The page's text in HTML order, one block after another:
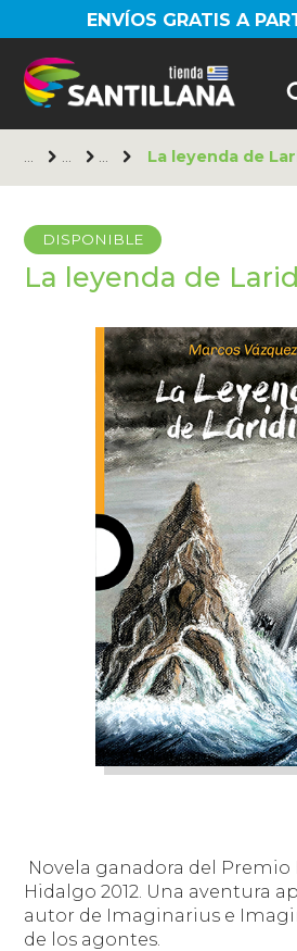
ENVÍOS GRATIS A
La leyenda de
DISPONIBLE
La leyenda de
Novela ganadora del
Hidalgo 2012. Una aventura
autor de Imaginarius e
de los agontes.